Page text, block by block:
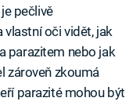
pečlivě
vlastní oči vidět, jak
parazitem nebo jak
zároveň zkoumá
parazité mohou být